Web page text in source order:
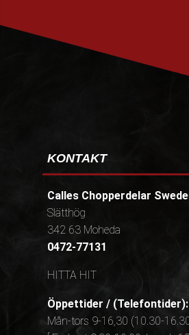
KONTAKT
Calles Chopperdelar
Slätthög
342 63 Moheda
0472-77131
HITTA HIT
Öppettider / (Telefontider):
Mån-tors 9-16,30 (10.30-